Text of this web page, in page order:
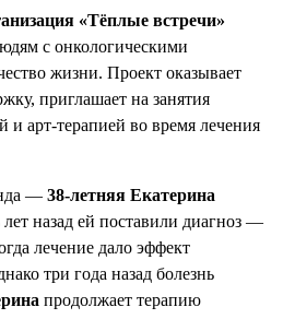
«Тёплые встречи»
с онкологическими
жизни. Проект оказывает
приглашает на занятия
и арт-терапией во время лечения
— 38-летняя Екатерина
назад ей поставили диагноз —
лечение дало эффект
три года назад болезнь
продолжает терапию